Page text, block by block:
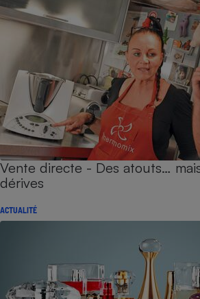
Vente directe - Des atouts…
dérives
ACTUALITÉ